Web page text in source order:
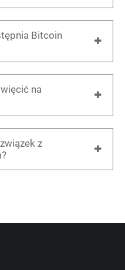
Bitcoin
na
z